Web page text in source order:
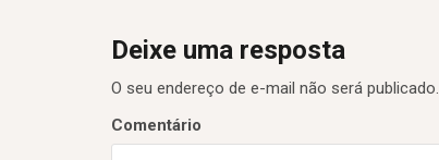
e
g
a
ç
Deixe uma resposta
O seu endereço de e-mail não será publicado.
Comentário